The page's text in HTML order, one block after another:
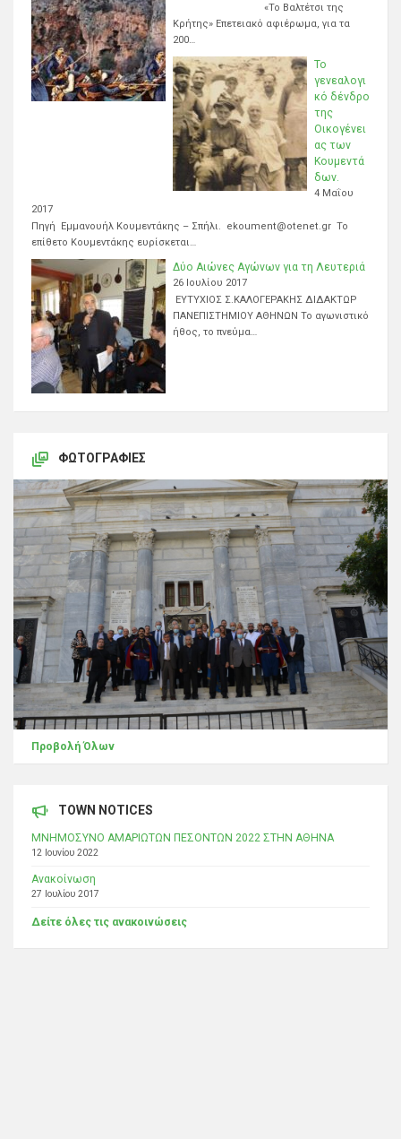
«Το Βαλτέτσι της
Κρήτης» Επετειακό αφιέρωμα, για τα
200…
Το
γενεαλογι
κό δένδρο
της
Οικογένει
ας των
Κουμεντά
δων.
4 Μαΐου
2017
Πηγή Εμμανουήλ Κουμεντάκης – Σπήλι. ekoument@otenet.gr Το
επίθετο Κουμεντάκης ευρίσκεται…
Δύο Αιώνες Αγώνων για τη Λευτεριά
26 Ιουλίου 2017
ΕΥΤΥΧΙΟΣ Σ.ΚΑΛΟΓΕΡΑΚΗΣ ΔΙΔΑΚΤΩΡ
ΠΑΝΕΠΙΣΤΗΜΙΟΥ ΑΘΗΝΩΝ Το αγωνιστικό
ήθος, το πνεύμα…
ΦΩΤΟΓΡΑΦΊΕΣ
Προβολή Όλων
TOWN NOTICES
ΜΝΗΜΟΣΥΝΟ ΑΜΑΡΙΩΤΩΝ ΠΕΣΟΝΤΩΝ 2022 ΣΤΗΝ ΑΘΗΝΑ
12 Ιουνίου 2022
Ανακοίνωση
27 Ιουλίου 2017
Δείτε όλες τις ανακοινώσεις